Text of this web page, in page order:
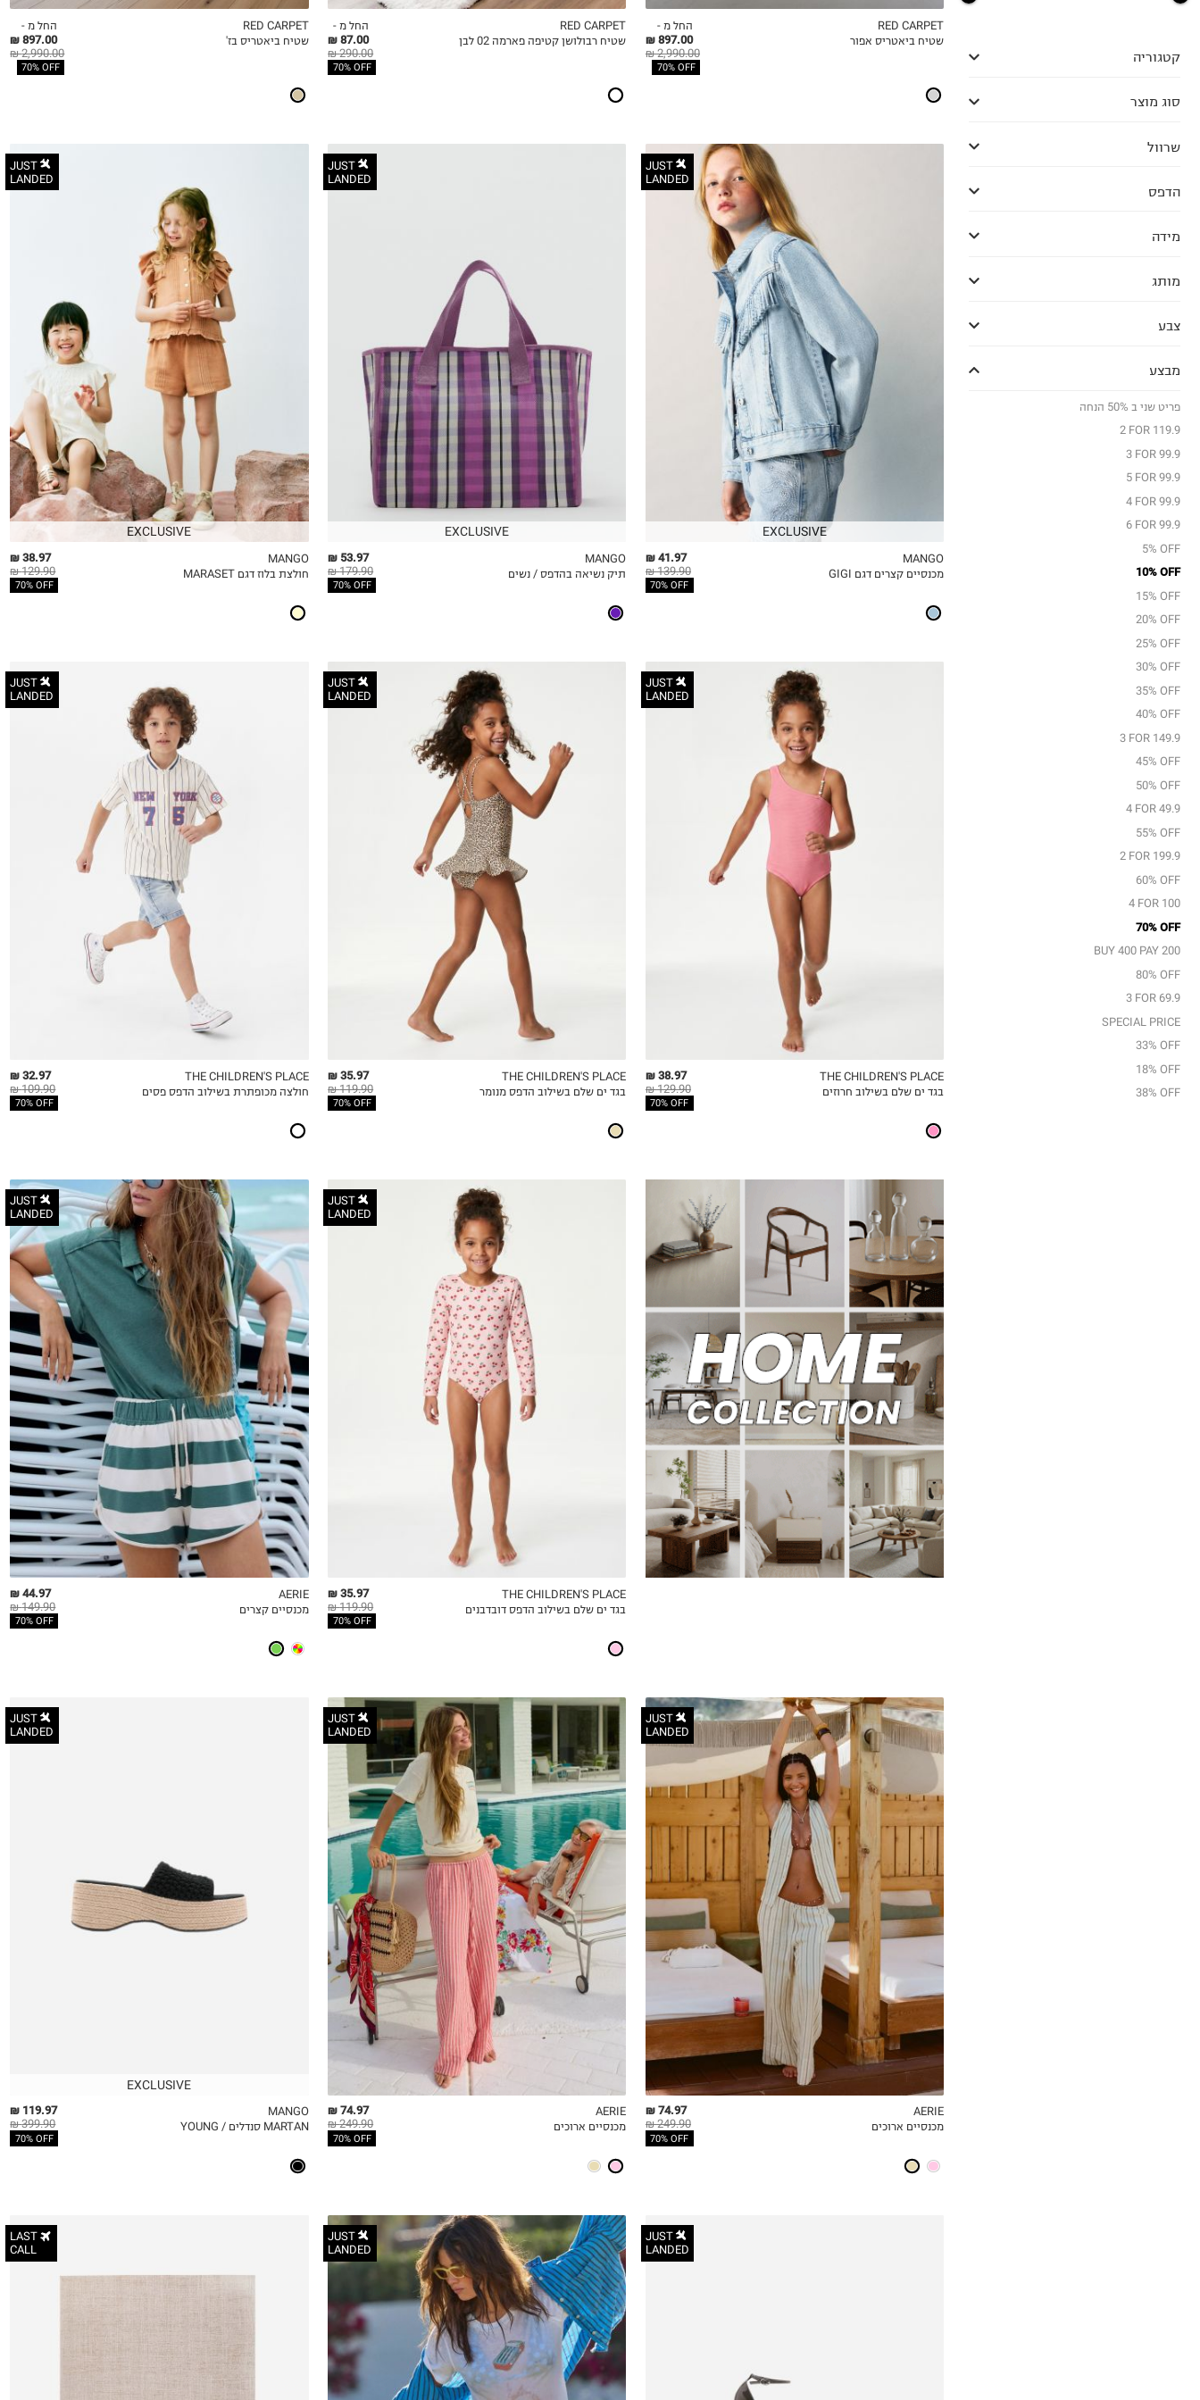
קטגוריה
סוג מוצר
שרוול
הדפס
מידה
מותג
צבע
מבצע
פריט שני ב 50% הנחה
2 FOR 119.9
3 FOR 99.9
5 FOR 99.9
4 FOR 99.9
6 FOR 99.9
5% OFF
10% OFF
15% OFF
20% OFF
25% OFF
30% OFF
35% OFF
40% OFF
3 FOR 149.9
45% OFF
50% OFF
4 FOR 49.9
55% OFF
2 FOR 199.9
60% OFF
4 FOR 100
70% OFF
BUY 400 PAY 200
80% OFF
3 FOR 69.9
SPECIAL PRICE
33% OFF
18% OFF
38% OFF
MY LIST
החל מ -
897.00 ₪
2,990.00 ₪
70% OFF
RED CARPET
שטיח ביאטריס אפור
MY LIST
החל מ -
87.00 ₪
290.00 ₪
70% OFF
RED CARPET
שטיח רבולושן קטיפה פארמה 02 לבן
MY LIST
החל מ -
897.00 ₪
2,990.00 ₪
70% OFF
RED CARPET
שטיח ביאטריס בז'
JUST
LANDED
EXCLUSIVE
MY LIST
10
41.97 ₪
139.90 ₪
70% OFF
MANGO
מכנסיים קצרים דגם GIGI
JUST
LANDED
EXCLUSIVE
MY LIST
53.97 ₪
179.90 ₪
70% OFF
MANGO
תיק נשיאה בהדפס / נשים
JUST
LANDED
EXCLUSIVE
MY LIST
38.97 ₪
129.90 ₪
70% OFF
MANGO
חולצת בלוז דגם MARASET
JUST
LANDED
MY LIST
38.97 ₪
129.90 ₪
70% OFF
THE CHILDREN'S PLACE
בגד ים שלם בשילוב חרוזים
JUST
LANDED
MY LIST
35.97 ₪
119.90 ₪
70% OFF
THE CHILDREN'S PLACE
בגד ים שלם בשילוב הדפס מנומר
JUST
LANDED
MY LIST
32.97 ₪
109.90 ₪
70% OFF
THE CHILDREN'S PLACE
חולצה מכופתרת בשילוב הדפס פסים
JUST
LANDED
MY LIST
8
10
12
14
35.97 ₪
119.90 ₪
70% OFF
THE CHILDREN'S PLACE
בגד ים שלם בשילוב הדפס דובדבנים
JUST
LANDED
MY LIST
44.97 ₪
149.90 ₪
70% OFF
AERIE
מכנסיים קצרים
JUST
LANDED
MY LIST
74.97 ₪
249.90 ₪
70% OFF
AERIE
מכנסיים ארוכים
JUST
LANDED
MY LIST
SMREG
MEDRE
LGREG
74.97 ₪
249.90 ₪
70% OFF
AERIE
מכנסיים ארוכים
JUST
LANDED
EXCLUSIVE
MY LIST
35
37
38
39
40
119.97 ₪
399.90 ₪
70% OFF
MANGO
MARTAN סנדלים / YOUNG
JUST
LANDED
JUST
LANDED
LAST
CALL
190X140